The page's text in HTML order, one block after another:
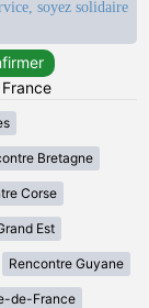
soyez solidaire
Bretagne
Corse
Est
Rencontre Guyane
de-France